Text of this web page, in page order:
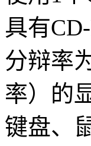
具有
分辩率
率）的
键盘、